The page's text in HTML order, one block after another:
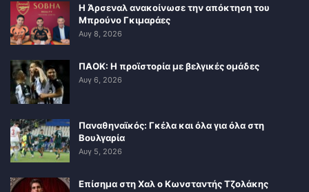
Η Άρσεναλ ανακοίνωσε την απόκτηση του
Μπρούνο Γκιμαράες
Αυγ 8, 2026
ΠΑΟΚ: Η προϊστορία με βελγικές ομάδες
Αυγ 6, 2026
Παναθηναϊκός: Γκέλα και όλα για όλα στη
Βουλγαρία
Αυγ 5, 2026
Επίσημα στη Χαλ ο Κωνσταντής Τζολάκης